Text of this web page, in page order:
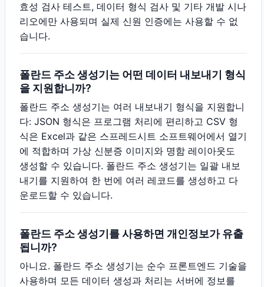
효성 검사 테스트, 데이터 형식 검사 및 기타 개발 시나
리오에만 사용되며 실제 신원 인증에는 사용할 수 없
습니다.
폴란드 주소 생성기는 어떤 데이터 내보내기 형식
을 지원합니까?
폴란드 주소 생성기는 여러 내보내기 형식을 지원합니
다: JSON 형식은 프로그램 처리에 편리하고 CSV 형
식은 Excel과 같은 스프레드시트 소프트웨어에서 열기
에 적합하며 가상 신분증 이미지와 명함 레이아웃도
생성할 수 있습니다. 폴란드 주소 생성기는 일괄 내보
내기를 지원하여 한 번에 여러 레코드를 생성하고 다
운로드할 수 있습니다.
폴란드 주소 생성기를 사용하면 개인정보가 유출
됩니까?
아니요. 폴란드 주소 생성기는 순수 프론트엔드 기술을
사용하며 모든 데이터 생성과 처리는 서버에 정보를